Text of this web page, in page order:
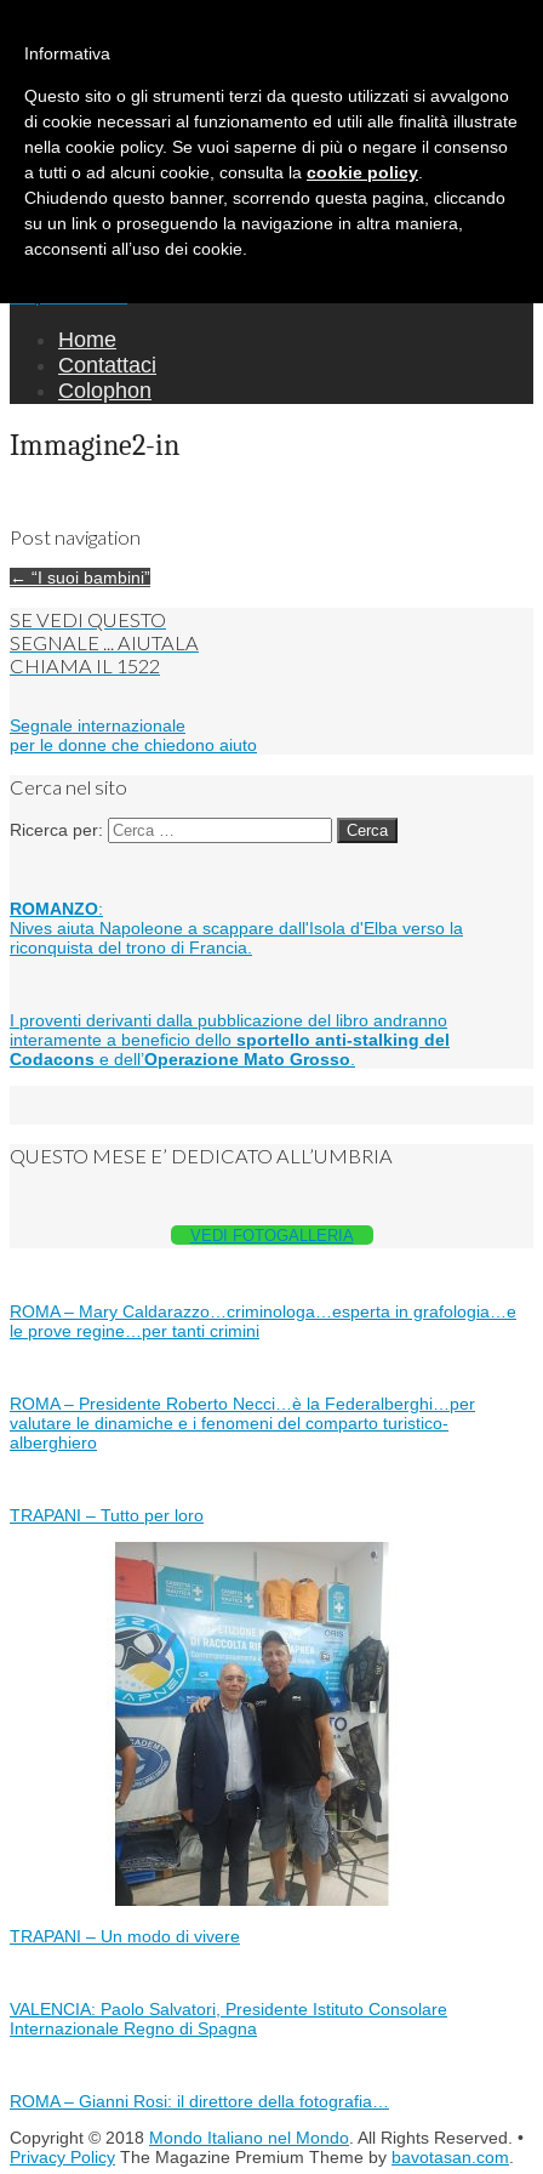
Mondo Italiano nel Mondo
LE INTERVISTE SONO AGLI ITALIANI CHE
RICOPRONO RUOLI ISTITUZIONALI, A
QUELLI CHE RAPPRESENTANO LA SOCIETÀ E
A CHI È UN "COMUNE CITTADINO" ...
PER TUTTO QUESTO SIAMO "ORGOGLIOSI
DI ESSERE ITALIANI"
Home
Contattaci
Colophon
Immagine2-in
Post navigation
← “I suoi bambini”
SE VEDI QUESTO
SEGNALE ... AIUTALA
CHIAMA IL 1522
Segnale internazionale
per le donne che chiedono aiuto
Cerca nel sito
Ricerca per:
ROMANZO:
Nives aiuta Napoleone a scappare dall'Isola d'Elba verso la
riconquista del trono di Francia.
I proventi derivanti dalla pubblicazione del libro andranno
interamente a beneficio dello sportello anti-stalking del
Codacons e dell’Operazione Mato Grosso
QUESTO MESE E’ DEDICATO ALL’UMBRIA
VEDI FOTOGALLERIA
ROMA – Mary Caldarazzo…criminologa…esperta in grafologia…e
le prove regine…per tanti crimini
ROMA – Presidente Roberto Necci…è la Federalberghi…per
valutare le dinamiche e i fenomeni del comparto turistico-
alberghiero
TRAPANI – Tutto per loro
TRAPANI – Un modo di vivere
VALENCIA: Paolo Salvatori, Presidente Istituto Consolare
Internazionale Regno di Spagna
ROMA – Gianni Rosi: il direttore della fotografia…
Copyright © 2018 Mondo Italiano nel Mondo . All Rights Reserved. •
Privacy Policy The Magazine Premium Theme by bavotasan.com
Informativa
Questo sito o gli strumenti terzi da questo utilizzati si avvalgono
di cookie necessari al funzionamento ed utili alle finalità illustrate
nella cookie policy. Se vuoi saperne di più o negare il consenso
a tutti o ad alcuni cookie, consulta la cookie policy
Chiudendo questo banner, scorrendo questa pagina, cliccando
su un link o proseguendo la navigazione in altra maniera,
acconsenti all’uso dei cookie.